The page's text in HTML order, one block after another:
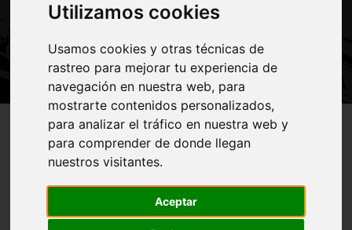
Utilizamos cookies
Usamos cookies y otras técnicas de
rastreo para mejorar tu experiencia de
navegación en nuestra web, para
mostrarte contenidos personalizados,
para analizar el tráfico en nuestra web y
para comprender de donde llegan
nuestros visitantes.
Aceptar
ARTE Y CULTURA
Región de Murcia Digital Arte y Cultura
Don Juan Tenorio